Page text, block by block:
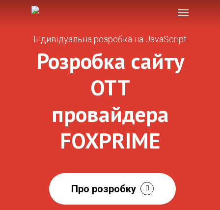
Індивідуальна розробка на JavaScript
Розробка сайту
OTT
провайдера
FOXPRIME
Про розробку